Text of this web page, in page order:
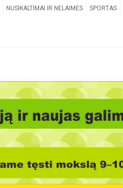
NUSIKALTIMAI IR NELAIMĖS SPORTAS